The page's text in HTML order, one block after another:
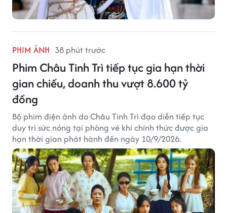
PHIM ẢNH 38 phút trước
Phim Châu Tinh Trì tiếp tục gia hạn thời
gian chiếu, doanh thu vượt 8.600 tỷ
đồng
Bộ phim điện ảnh do Châu Tinh Trì đạo diễn tiếp tục
duy trì sức nóng tại phòng vé khi chính thức được gia
hạn thời gian phát hành đến ngày 10/9/2026.